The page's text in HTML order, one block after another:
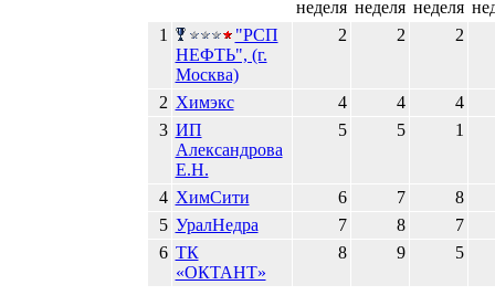
неделя неделя неделя
1
"РСП
НЕФТЬ", (г.
Москва)
2 2 2
2 Химэкс 4 4
4
3 ИП
Александрова
Е.Н.
5 5 1
4 ХимСити 6 7
8
5 УралНедра 7 8
7
6 ТК
«ОКТАНТ»
8 9 5